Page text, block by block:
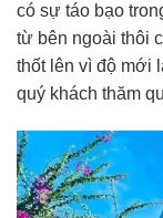
có sự táo bạo
từ bên ngoài thôi
thốt lên vì độ mới
quý khách thăm